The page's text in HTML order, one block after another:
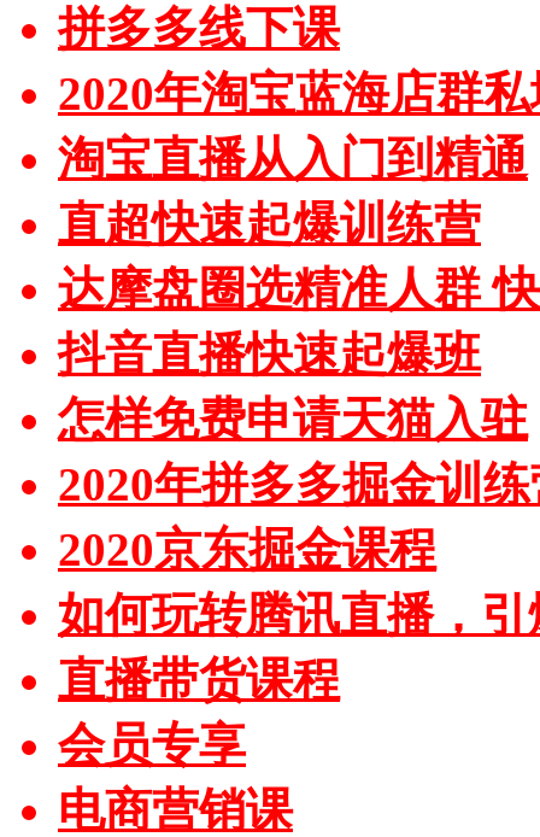
拼多多线下课
2020年淘宝蓝海店群
淘宝直播从入门到精通
直超快速起爆训练营
达摩盘圈选精准人群
抖音直播快速起爆班
怎样免费申请天猫入驻
2020年拼多多掘金训
2020京东掘金课程
如何玩转腾讯直播，
直播带货课程
会员专享
电商营销课